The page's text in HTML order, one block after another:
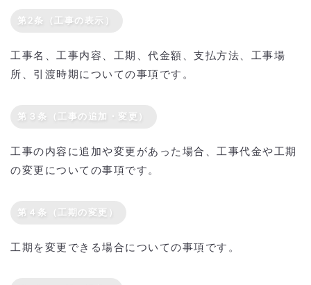
第2条（工事の表示）
工事名、工事内容、工期、代金額、支払方法、工事場
所、引渡時期についての事項です。
第３条（工事の追加・変更）
工事の内容に追加や変更があった場合、工事代金や工期
の変更についての事項です。
第４条（工期の変更）
工期を変更できる場合についての事項です。